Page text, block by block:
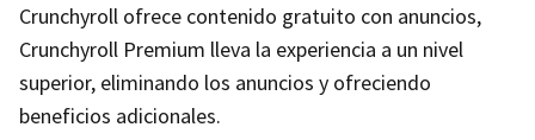
Crunchyroll ofrece contenido gratuito con anuncios,
Crunchyroll Premium lleva la experiencia a un nivel
superior, eliminando los anuncios y ofreciendo
beneficios adicionales.